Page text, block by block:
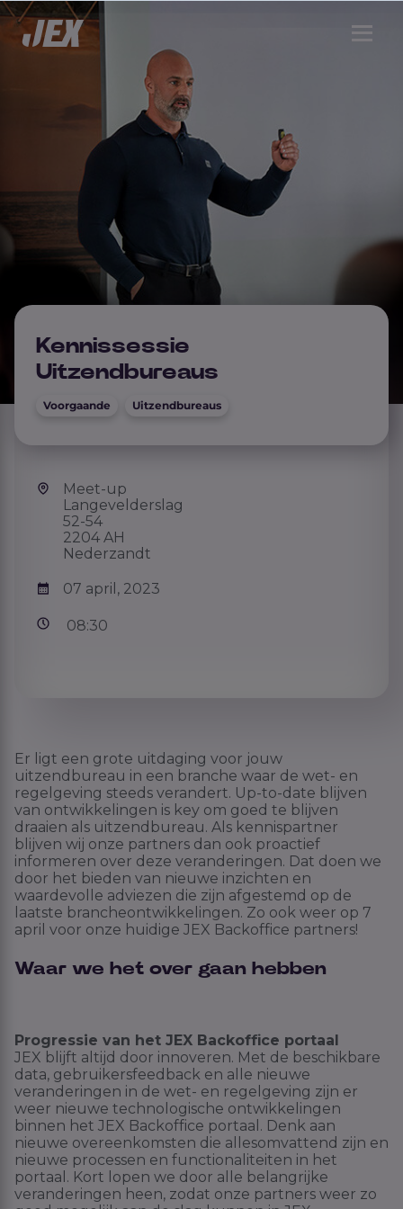
Kennissessie
Uitzendbureaus
Voorgaande Uitzendbureaus
Meet-up
Langevelderslag
52-54
2204 AH
Nederzandt
07 april, 2023
08:30
Er ligt een grote uitdaging voor jouw
uitzendbureau in een branche waar de wet- en
regelgeving steeds verandert. Up-to-date blijven
van ontwikkelingen is key om goed te blijven
draaien als uitzendbureau. Als kennispartner
blijven wij onze partners dan ook proactief
informeren over deze veranderingen. Dat doen we
door het bieden van nieuwe inzichten en
waardevolle adviezen die zijn afgestemd op de
laatste brancheontwikkelingen. Zo ook weer op 7
april voor onze huidige JEX Backoffice partners!
Waar we het over gaan hebben
Progressie van het JEX Backoffice portaal
JEX blijft altijd door innoveren. Met de beschikbare
data, gebruikersfeedback en alle nieuwe
veranderingen in de wet- en regelgeving zijn er
weer nieuwe technologische ontwikkelingen
binnen het JEX Backoffice portaal. Denk aan
nieuwe overeenkomsten die allesomvattend zijn en
nieuwe processen en functionaliteiten in het
portaal. Kort lopen we door alle belangrijke
veranderingen heen, zodat onze partners weer zo